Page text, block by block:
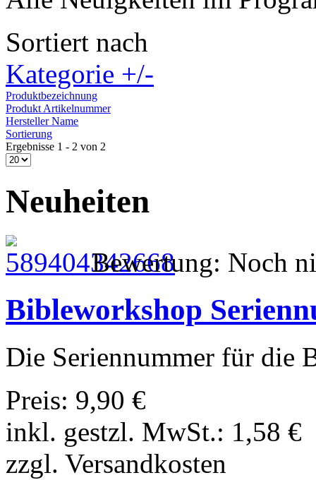
Sortiert nach
Kategorie +/-
Produktbezeichnung
Produkt Artikelnummer
Hersteller Name
Sortierung
Ergebnisse 1 - 2 von 2
Neuheiten
Bewertung: Noch
Bibleworkshop
Die Seriennummer für die
Preis: 9,90 €
inkl. gestzl. MwSt.: 1,58 €
zzgl. Versandkosten